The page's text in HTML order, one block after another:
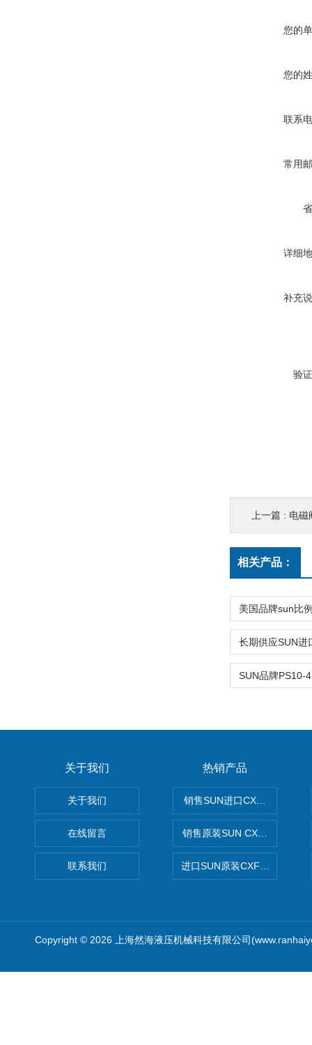
您的
您的
联系
常用
详细
补充
验
上一篇 : 电磁
相关产品：
关于我们
关于我们
在线留言
联系我们
热销产品
销售SUN进口CXGDXCN插
销售原装SUN CXJAXCN全
进口SUN原装CXFAXCN导压
Copyright © 2026 上海然海液压机械科技有限公司